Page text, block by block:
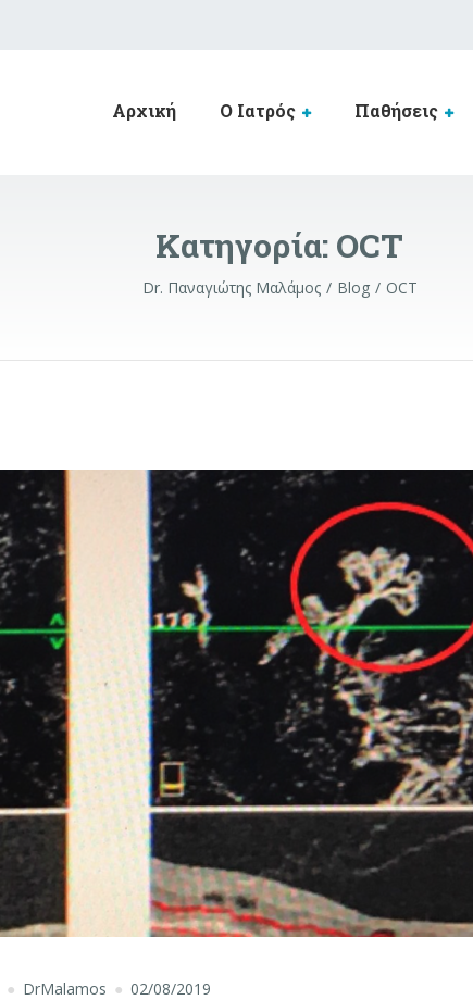
Αρχική Ο Ιατρός Παθήσεις
Κατηγορία: OCT
Dr. Παναγιώτης Μαλάμος Blog OCT
DrMalamos 02/08/2019